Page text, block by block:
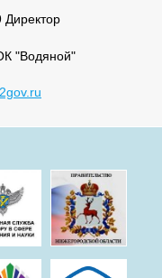
"Водяной"